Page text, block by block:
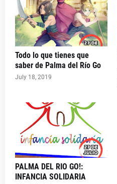
Todo lo que tienes que
saber de Palma del Río Go
July 18, 2019
PALMA DEL RIO GO!:
INFANCIA SOLIDARIA